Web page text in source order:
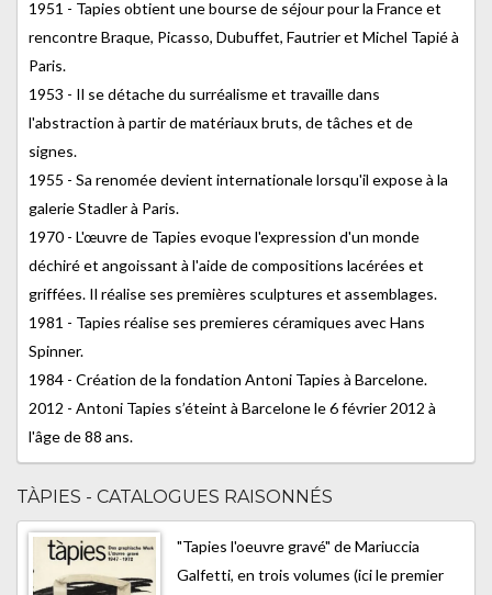
1951 - Tapies obtient une bourse de séjour pour la France et
rencontre Braque, Picasso, Dubuffet, Fautrier et Michel Tapié à
Paris.
1953 - Il se détache du surréalisme et travaille dans
l'abstraction à partir de matériaux bruts, de tâches et de
signes.
1955 - Sa renomée devient internationale lorsqu'il expose à la
galerie Stadler à Paris.
1970 - L'œuvre de Tapies evoque l'expression d'un monde
déchiré et angoissant à l'aide de compositions lacérées et
griffées. Il réalise ses premières sculptures et assemblages.
1981 - Tapies réalise ses premieres céramiques avec Hans
Spinner.
1984 - Création de la fondation Antoni Tapies à Barcelone.
2012 - Antoni Tapies s’éteint à Barcelone le 6 février 2012 à
l'âge de 88 ans.
TÀPIES - CATALOGUES RAISONNÉS
"Tapies l'oeuvre gravé" de Mariuccia
Galfetti, en trois volumes (ici le premier